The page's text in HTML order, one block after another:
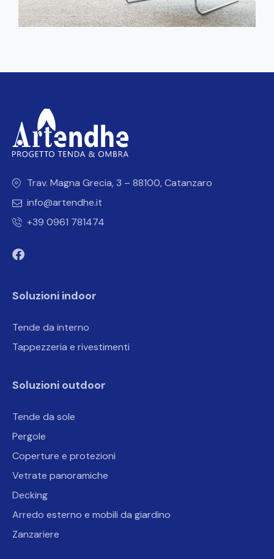
Trav. Magna Grecia, 3 – 88100, Catanzaro
info@artendhe.it
+39 0961 781474
Soluzioni indoor
Tende da interno
Tappezzeria e rivestimenti
Soluzioni outdoor
Tende da sole
Pergole
Coperture e protezioni
Vetrate panoramiche
Decking
Arredo esterno e mobili da giardino
Zanzariere